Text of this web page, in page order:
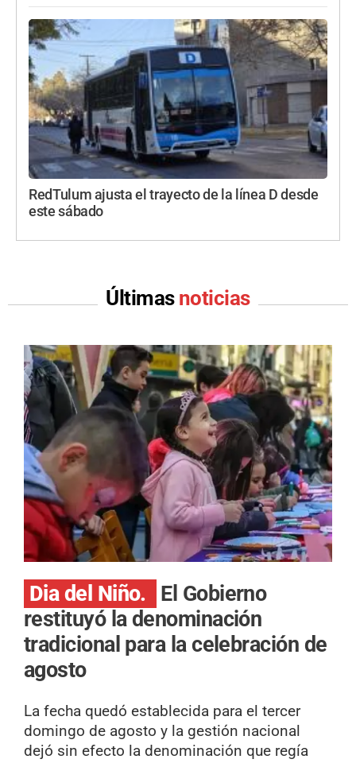
RedTulum ajusta el trayecto de la línea D desde
este sábado
Últimas noticias
Dia del Niño.
El Gobierno
restituyó la denominación
tradicional para la celebración de
agosto
La fecha quedó establecida para el tercer
domingo de agosto y la gestión nacional
dejó sin efecto la denominación que regía